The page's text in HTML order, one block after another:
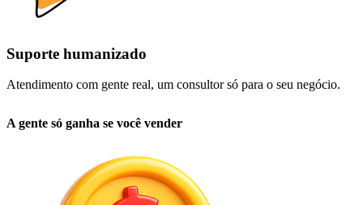
Suporte humanizado
Atendimento com gente real, um consultor só para o seu negócio.
A gente só ganha se você vender